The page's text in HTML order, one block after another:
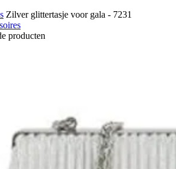
Zilver glittertasje voor gala - 7231
producten